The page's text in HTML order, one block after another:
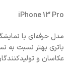
iPhone 13 Pro
باتری بهتر نسبت به
عکاسان و